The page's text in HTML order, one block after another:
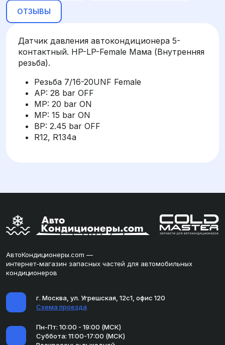
ОТЗЫВЫ
Датчик давления автокондиционера 5-
контактный. HP-LP-Female Мама (Внутренняя
резьба).
Резьба 7/16-20UNF Female
AP: 28 bar OFF
MP: 20 bar ON
MP: 15 bar ON
BP: 2.45 bar OFF
R12, R134a
АвтоКондиционеры.com —
интернет-магазин запасных частей для автомобильных
кондиционеров
г. Москва, ул. Угрешская, 12с1, офис 120
Схема проезда
Пн-Пт: 10:00 - 19:00 (МСК)
Суббота: 11:00-17:00 (МСК)